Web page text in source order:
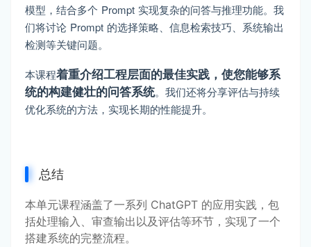
模型，结合多个 Prompt 实现复杂的问答与推理功能。我
们将讨论 Prompt 的选择策略、信息检索技巧、系统输出
检测等关键问题。
本课程着重介绍工程层面的最佳实践，使您能够系
统的构建健壮的问答系统。我们还将分享评估与持续
优化系统的方法，实现长期的性能提升。
总结
本单元课程涵盖了一系列 ChatGPT 的应用实践，包
括处理输入、审查输出以及评估等环节，实现了一个
搭建系统的完整流程。